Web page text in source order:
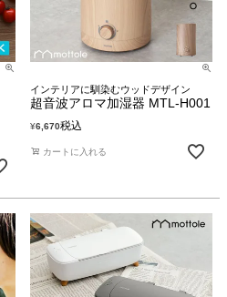
インテリアに馴染むウッドデザイン
超音波アロマ加湿器 MTL-H001
¥6,670税込
カートに入れる